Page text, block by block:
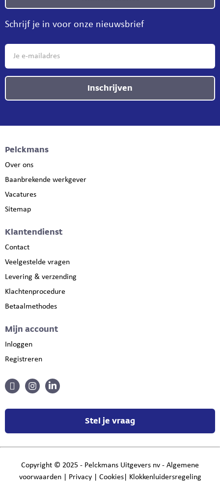
Schrijf je in voor onze nieuwsbrief
Inschrijven
Pelckmans
Over ons
Baanbrekende werkgever
Vacatures
Sitemap
Klantendienst
Contact
Veelgestelde vragen
Levering & verzending
Klachtenprocedure
Betaalmethodes
Mijn account
Inloggen
Registreren
Stel je vraag
Copyright © 2025 - Pelckmans Uitgevers nv - Algemene
voorwaarden| Privacy Cookies| Klokkenluidersregeling